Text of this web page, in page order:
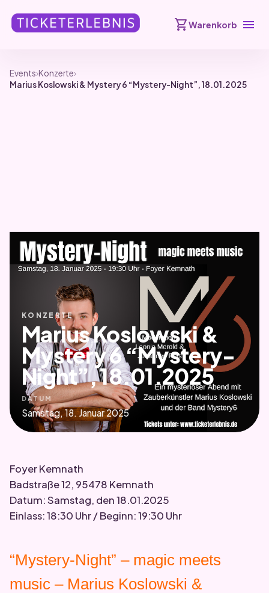
shopping_cartWarenkorb menu
Events›Konzerte›
Marius Koslowski & Mystery 6 “Mystery-Night”, 18.01.2025
KONZERTE
Marius Koslowski &
Mystery 6 “Mystery-
Night”, 18.01.2025
DATUM
Samstag, 18. Januar 2025
Foyer Kemnath
Badstraße 12, 95478 Kemnath
Datum: Samstag, den 18.01.2025
Einlass: 18:30 Uhr / Beginn: 19:30 Uhr
“Mystery-Night” – magic meets
music – Marius Koslowski &